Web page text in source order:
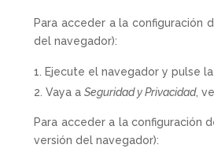
Para acceder a la configuración
del navegador):
Ejecute el navegador y pulse
Vaya aSeguridad y Privacidad,
Para acceder a la configuración
versión del navegador):